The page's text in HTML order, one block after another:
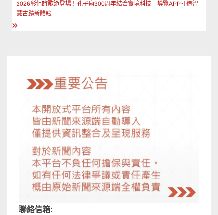
導
2026彰化詩歌節登場！孔子廟300周年結合實境科技 導覽APP打造智
慧古蹟新體驗
聯絡信箱: